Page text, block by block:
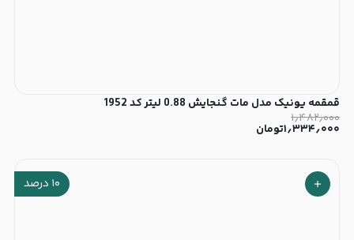
قمقمه یونیک مدل مات گنجایش 0.88 لیتر کد 1952
۱٫۴۸۲٫۰۰۰
۱٫۳۳۴٫۰۰۰تومان
۱۰ درصد